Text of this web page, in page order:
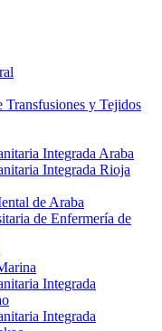
Transfusiones y Tejidos
Integrada Araba
Integrada Rioja
de Araba
de Enfermería de
Integrada
Integrada